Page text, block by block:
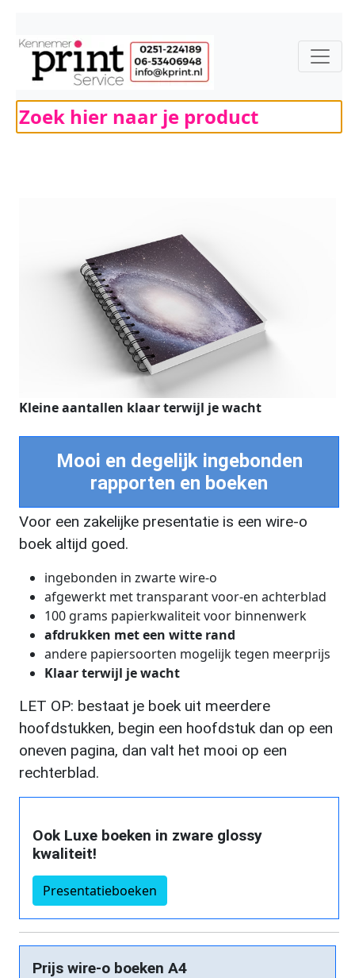
Kleine aantallen klaar terwijl je wacht
Mooi en degelijk ingebonden
rapporten en boeken
Voor een zakelijke presentatie is een wire-o
boek altijd goed.
ingebonden in zwarte wire-o
afgewerkt met transparant voor-en achterblad
100 grams papierkwaliteit voor binnenwerk
afdrukken met een witte rand
andere papiersoorten mogelijk tegen meerprijs
Klaar terwijl je wacht
LET OP: bestaat je boek uit meerdere
hoofdstukken, begin een hoofdstuk dan op een
oneven pagina, dan valt het mooi op een
rechterblad.
Ook Luxe boeken in zware glossy
kwaliteit!
Presentatieboeken
Prijs wire-o boeken A4